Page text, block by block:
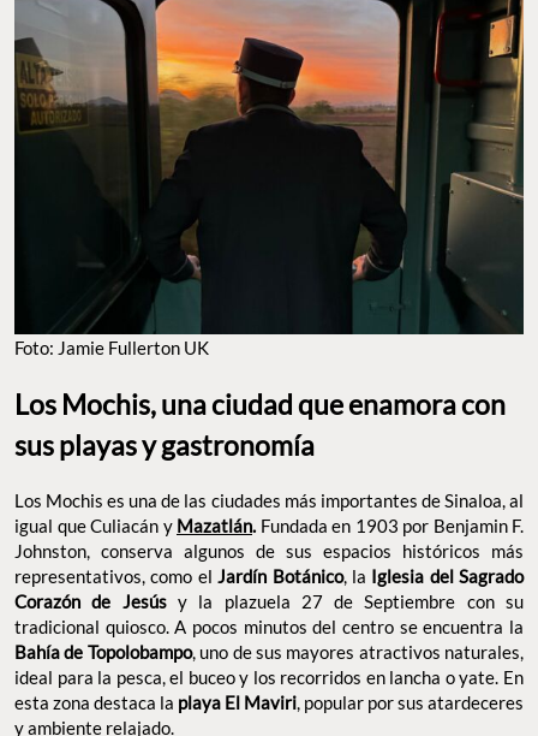
Foto: Jamie Fullerton UK
Los Mochis, una ciudad que enamora con
sus playas y gastronomía
Los Mochis es una de las ciudades más importantes de Sinaloa, al
igual que Culiacán y Mazatlán. Fundada en 1903 por Benjamin F.
Johnston, conserva algunos de sus espacios históricos más
representativos, como elJardín Botánico, la Iglesia del Sagrado
Corazón de Jesús y la plazuela 27 de Septiembre con su
tradicional quiosco. A pocos minutos del centro se encuentra la
Bahía de Topolobampo, uno de sus mayores atractivos naturales,
ideal para la pesca, el buceo y los recorridos en lancha o yate. En
esta zona destaca la playa El Maviri, popular por sus atardeceres
y ambiente relajado.